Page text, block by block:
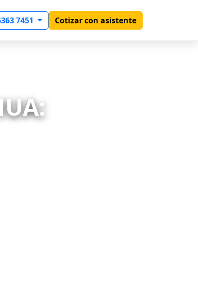
7451 Cotizar con asistente